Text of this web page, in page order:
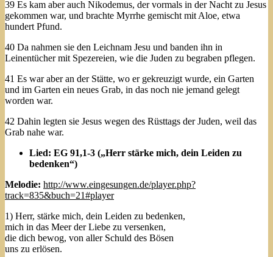
39 Es kam aber auch Nikodemus, der vormals in der Nacht zu Jesus
gekommen war, und brachte Myrrhe gemischt mit Aloe, etwa
hundert Pfund.
40 Da nahmen sie den Leichnam Jesu und banden ihn in
Leinentücher mit Spezereien, wie die Juden zu begraben pflegen.
41 Es war aber an der Stätte, wo er gekreuzigt wurde, ein Garten
und im Garten ein neues Grab, in das noch nie jemand gelegt
worden war.
42 Dahin legten sie Jesus wegen des Rüsttags der Juden, weil das
Grab nahe war.
Lied: EG 91,1-3 („Herr stärke mich, dein Leiden zu
bedenken“)
Melodie: http://www.eingesungen.de/player.php?
track=835&buch=21#player
1) Herr, stärke mich, dein Leiden zu bedenken,
mich in das Meer der Liebe zu versenken,
die dich bewog, von aller Schuld des Bösen
uns zu erlösen.